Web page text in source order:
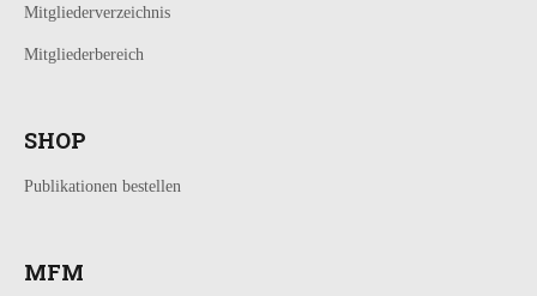
Mitgliederverzeichnis
Mitgliederbereich
SHOP
Publikationen bestellen
MFM